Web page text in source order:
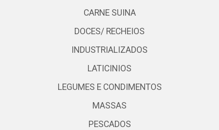
CARNE SUINA
DOCES/ RECHEIOS
INDUSTRIALIZADOS
LATICINIOS
LEGUMES E CONDIMENTOS
MASSAS
PESCADOS